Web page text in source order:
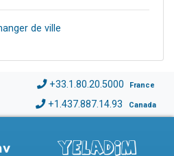
de ville
+33.1.80.20.5000 France
+1.437.887.14.93 Canada